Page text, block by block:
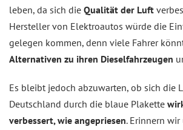
leben, da sich die Qualität der Luft
Hersteller von Elektroautos würde die
gelegen kommen, denn viele Fahrer
Alternativen zu ihren Dieselfahrzeugen
Es bleibt jedoch abzuwarten, ob sich die
Deutschland durch die blaue Plakette
verbessert, wie angepriesen. Erinnern